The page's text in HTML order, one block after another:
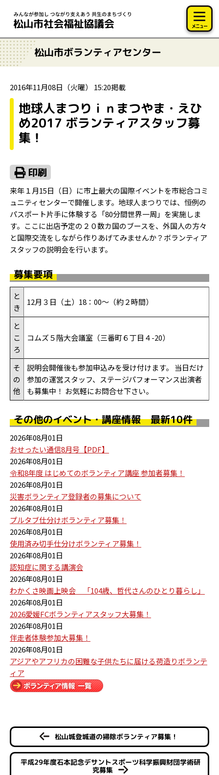
メニュー
松山市ボランティアセンター
2016年11月08日（火曜） 15:20掲載
地球人まつりｉｎまつやま・えひ
め2017 ボランティアスタッフ募
集！
来年１月15日（日）に市上最大の国際イベントを市総合コミ
ュニティセンターで開催します。地球人まつりでは、恒例の
パスポート片手に体験する「80分間世界一周」を実施しま
す。ここに出店予定の２０数カ国のブースを、外国人の方々
と国際交流をしながら作りあげてみませんか？ボランティア
スタッフの説明会を行います。
募集要項
と
き
12月３日（土）18：00～（約２時間）
と
こ
ろ
コムズ５階大会議室（三番町６丁目４-20）
そ
の
他
説明会開催後も参加申込みを受け付けます。 当日だけ
参加の運営スタッフ、ステージパフォーマンス出演者
も募集中！ お気軽にお問合せ下さい。
その他のイベント・講座情報 最新10件
2026年08月01日
おせったい通信8月号【PDF】
2026年08月01日
令和8年度 はじめてのボランティア講座 参加者募集！
2026年08月01日
災害ボランティア登録者の募集について
2026年08月01日
プルタブ仕分けボランティア募集！
2026年08月01日
使用済み切手仕分けボランティア募集！
2026年08月01日
認知症に関する講演会
2026年08月01日
わかくさ映画上映会 「104歳、哲代さんのひとり暮らし」
2026年08月01日
2026愛媛FCボランティアスタッフ大募集！
2026年08月01日
伴走者体験参加大募集！
2026年08月01日
アジアやアフリカの困難な子供たちに届ける荷造りボランテ
ィア
松山城登城道の掃除ボランティア募集！
平成29年度石本記念デサントスポーツ科学振興財団学術研
究募集